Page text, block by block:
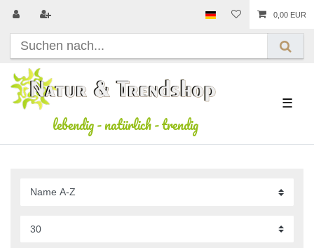
0,00 EUR
lebendig-natürlich-trendig
☰